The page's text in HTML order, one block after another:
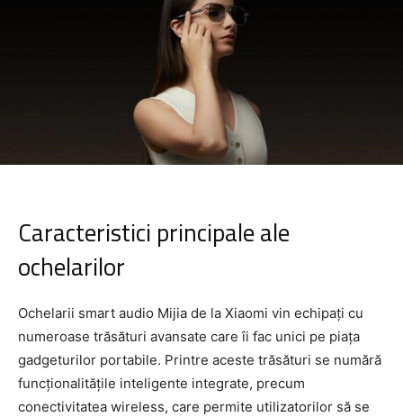
Caracteristici principale ale
ochelarilor
Ochelarii smart audio Mijia de la Xiaomi vin echipați cu
numeroase trăsături avansate care îi fac unici pe piața
gadgeturilor portabile. Printre aceste trăsături se numără
funcționalitățile inteligente integrate, precum
conectivitatea wireless, care permite utilizatorilor să se